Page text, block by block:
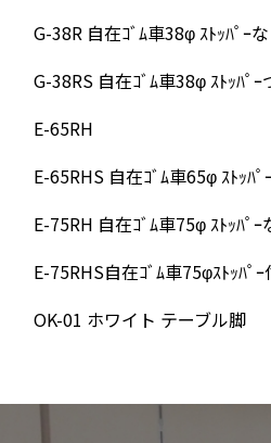
G-38R 自在ｺﾞﾑ車38φ ｽﾄｯﾊﾟｰ
G-38RS 自在ｺﾞﾑ車38φ ｽﾄｯﾊﾟｰ
E-65RH
E-65RHS 自在ｺﾞﾑ車65φ ｽﾄｯﾊﾟ
E-75RH 自在ｺﾞﾑ車75φ ｽﾄｯﾊﾟｰ
E-75RHS自在ｺﾞﾑ車75φｽﾄｯﾊﾟｰ
OK-01 ホワイト テーブル脚